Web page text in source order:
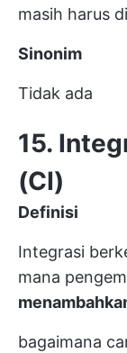
masih harus
Sinonim
Tidak ada
15.
(CI)
Definisi
Integrasi
mana
bagaimana